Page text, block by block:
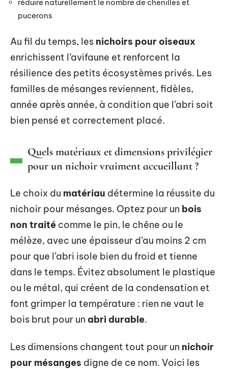
réduire naturellement le nombre de chenilles et
pucerons
Au fil du temps, les nichoirs pour oiseaux
enrichissent l’avifaune et renforcent la
résilience des petits écosystèmes privés. Les
familles de mésanges reviennent, fidèles,
année après année, à condition que l’abri soit
bien pensé et correctement placé.
Quels matériaux et dimensions privilégier
pour un nichoir vraiment accueillant ?
Le choix du matériau détermine la réussite du
nichoir pour mésanges. Optez pour un bois
non traité comme le pin, le chêne ou le
mélèze, avec une épaisseur d’au moins 2 cm
pour que l’abri isole bien du froid et tienne
dans le temps. Évitez absolument le plastique
ou le métal, qui créent de la condensation et
font grimper la température : rien ne vaut le
bois brut pour un abri durable.
Les dimensions changent tout pour un nichoir
pour mésanges digne de ce nom. Voici les